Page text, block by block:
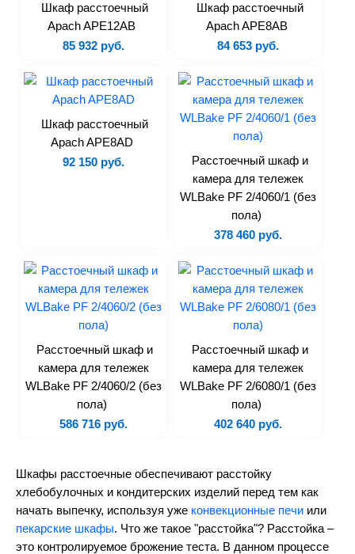
Фритюрницы
Чебуречницы
Нейтральное
Ванны моечные
Контейнеры
Стеллажи
Шкафы
Уцененные товары
Шкаф расстоечный
Apach APE12AB
85 932 руб.
Шкаф расстоечный
Apach APE8AB
84 653 руб.
Шкаф расстоечный
Apach APE8AD
92 150 руб.
Расстоечный шкаф и
камера для тележек
WLBake PF 2/4060/1 (без
пола)
378 460 руб.
Расстоечный шкаф и
камера для тележек
WLBake PF 2/4060/2 (без
пола)
586 716 руб.
Расстоечный шкаф и
камера для тележек
WLBake PF 2/6080/1 (без
пола)
402 640 руб.
Шкафы расстоечные обеспечивают расстойку
хлебобулочных и кондитерских изделий перед тем как
начать выпечку, используя уже конвекционные печи или
пекарские шкафы. Что же такое "расстойка"? Расстойка –
это контролируемое брожение теста. В данном процессе